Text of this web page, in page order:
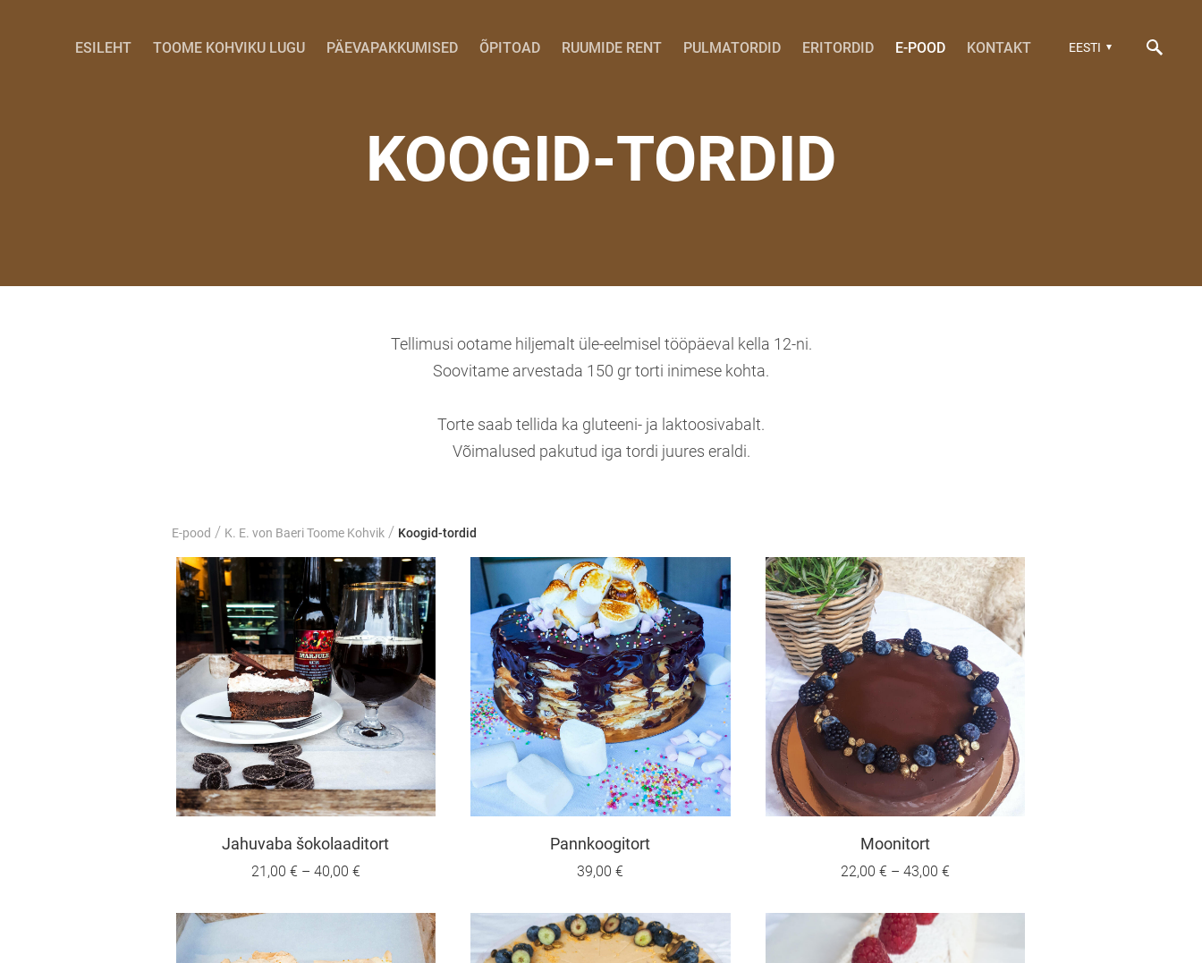
ESILEHT TOOME KOHVIKU LUGU PÄEVAPAKKUMISED ÕPITOAD RUUMIDE RENT PULMATORDID ERITORDID E-POOD KONTAKT EESTI
KOOGID-TORDID
Tellimusi ootame hiljemalt üle-eelmisel tööpäeval kella 12-ni.
Soovitame arvestada 150 gr torti inimese kohta.
Torte saab tellida ka gluteeni- ja laktoosivabalt.
Võimalused pakutud iga tordi juures eraldi.
E-pood / K. E. von Baeri Toome Kohvik / Koogid-tordid
Jahuvaba šokolaaditort
21,00 € – 40,00 €
Pannkoogitort
39,00 €
Moonitort
22,00 € –43,00 €